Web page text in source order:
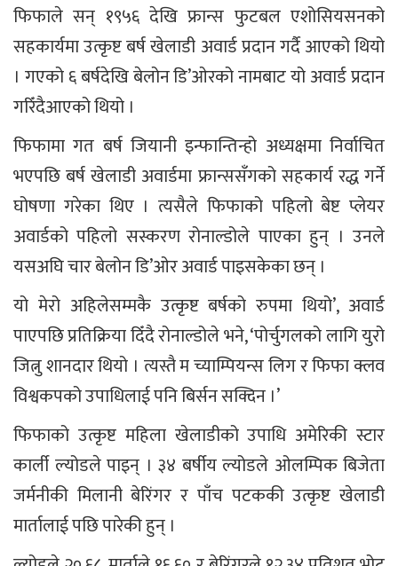
फिफाले सन् १९५६ देखि फ्रान्स फुटबल एशोसियसनको
सहकार्यमा उत्कृष्ट बर्ष खेलाडी अवार्ड प्रदान गर्दै आएको थियो
। गएको ६ बर्षदेखि बेलोन डि’ओरको नामबाट यो अवार्ड प्रदान
गरिँदैआएको थियो ।
फिफामा गत बर्ष जियानी इन्फान्तिन्हो अध्यक्षमा निर्वाचित
भएपछि बर्ष खेलाडी अवार्डमा फ्रान्ससँगको सहकार्य रद्ध गर्ने
घोषणा गरेका थिए । त्यसैले फिफाको पहिलो बेष्ट प्लेयर
अवार्डको पहिलो सस्करण रोनाल्डोले पाएका हुन् । उनले
यसअघि चार बेलोन डि’ओर अवार्ड पाइसकेका छन् ।
यो मेरो अहिलेसम्मकै उत्कृष्ट बर्षको रुपमा थियो’, अवार्ड
पाएपछि प्रतिक्रिया दिँदै रोनाल्डोले भने, ‘पोर्चुगलको लागि युरो
जित्नु शानदार थियो । त्यस्तै म च्याम्पियन्स लिग र फिफा क्लव
विश्वकपको उपाधिलाई पनि बिर्सन सक्दिन ।’
फिफाको उत्कृष्ट महिला खेलाडीको उपाधि अमेरिकी स्टार
कार्ली ल्योडले पाइन् । ३४ बर्षीय ल्योडले ओलम्पिक बिजेता
जर्मनीकी मिलानी बेरिंगर र पाँच पटककी उत्कृष्ट खेलाडी
मार्तालाई पछि पारेकी हुन् ।